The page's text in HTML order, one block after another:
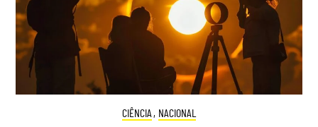
CIÊNCIA , NACIONAL